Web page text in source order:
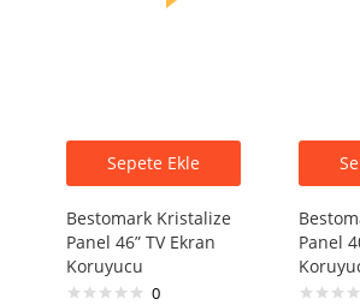
Sepete Ekle
Bestomark Kristalize
Panel 46” TV Ekran
Koruyucu
0
Panel